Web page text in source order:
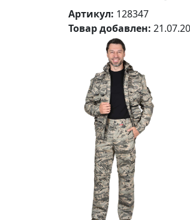
Артикул: 128347
Товар добавлен: